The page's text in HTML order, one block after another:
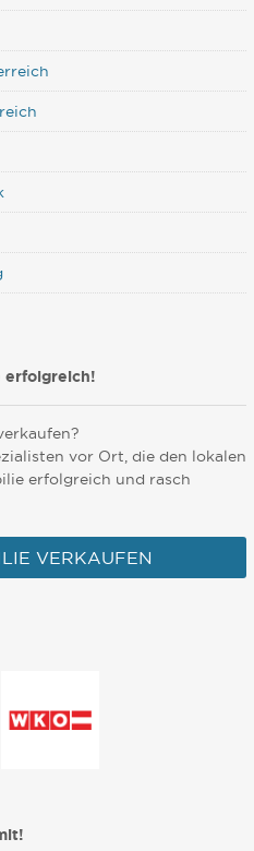
erfolgreich!
vor Ort, die den lokalen
erfolgreich und rasch
VERKAUFEN